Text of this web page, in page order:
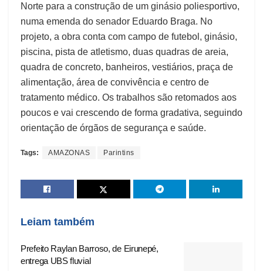
Norte para a construção de um ginásio poliesportivo,
numa emenda do senador Eduardo Braga. No
projeto, a obra conta com campo de futebol, ginásio,
piscina, pista de atletismo, duas quadras de areia,
quadra de concreto, banheiros, vestiários, praça de
alimentação, área de convivência e centro de
tratamento médico. Os trabalhos são retomados aos
poucos e vai crescendo de forma gradativa, seguindo
orientação de órgãos de segurança e saúde.
Tags: AMAZONAS Parintins
Leiam também
Prefeito Raylan Barroso, de Eirunepé,
entrega UBS fluvial